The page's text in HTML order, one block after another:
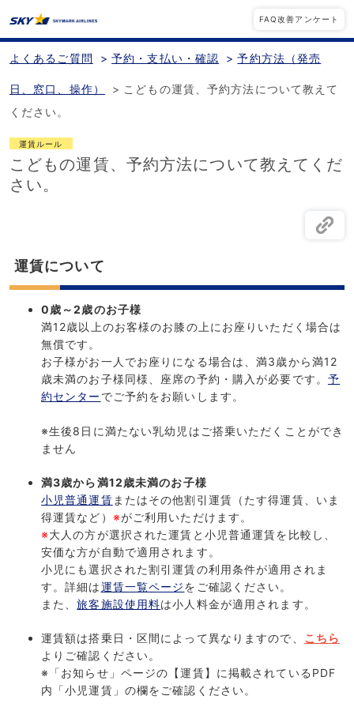
FAQ改善アンケート
よくあるご質問 > 予約・支払い・確認 > 予約方法（発売
日、窓口、操作） > こどもの運賃、予約方法について教えて
ください。
運賃ルール
こどもの運賃、予約方法について教えてくだ
さい。
運賃について
0歳～2歳のお子様
満12歳以上のお客様のお膝の上にお座りいただく場合は
無償です。
お子様がお一人でお座りになる場合は、満3歳から満12
歳未満のお子様同様、座席の予約・購入が必要です。 予
約センター でご予約をお願いします。
※生後8日に満たない乳幼児はご搭乗いただくことができ
ません
満3歳から満12歳未満のお子様
小児普通運賃 またはその他割引運賃（たす得運賃、いま
得運賃など） ※がご利用いただけます。
※大人の方が選択された運賃と小児普通運賃を比較し、
安価な方が自動で適用されます。
小児にも選択された割引運賃の利用条件が適用されま
す。詳細は運賃一覧ページをご確認ください。
また、旅客施設使用料は小人料金が適用されます。
運賃額は搭乗日・区間によって異なりますので、 こちら
よりご確認ください。
※「お知らせ」ページの【運賃】に掲載されているPDF
内「小児運賃」の欄をご確認ください。